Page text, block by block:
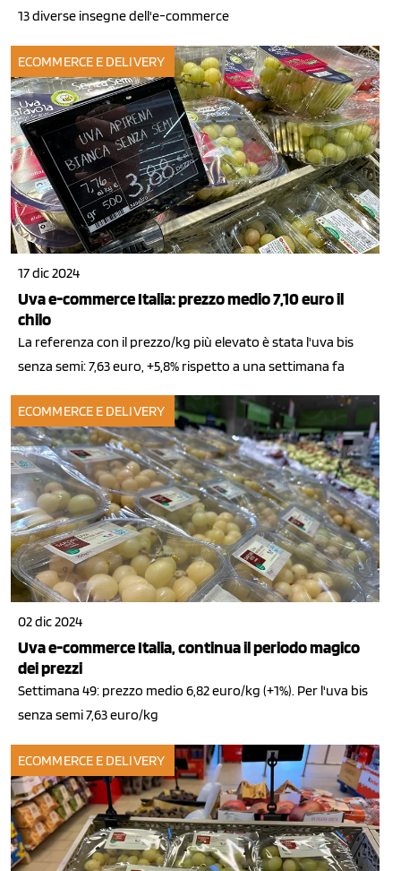
13 diverse insegne dell'e-commerce
ECOMMERCE E DELIVERY
17 dic 2024
Uva e-commerce Italia: prezzo medio 7,10 euro il
chilo
La referenza con il prezzo/kg più elevato è stata l'uva bis
senza semi: 7,63 euro, +5,8% rispetto a una settimana fa
ECOMMERCE E DELIVERY
02 dic 2024
Uva e-commerce Italia, continua il periodo magico
dei prezzi
Settimana 49: prezzo medio 6,82 euro/kg (+1%). Per l'uva bis
senza semi 7,63 euro/kg
ECOMMERCE E DELIVERY